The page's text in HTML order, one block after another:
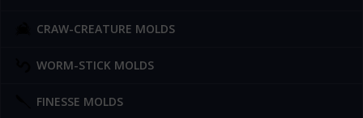
CRAW-CREATURE MOLDS
WORM-STICK MOLDS
FINESSE MOLDS